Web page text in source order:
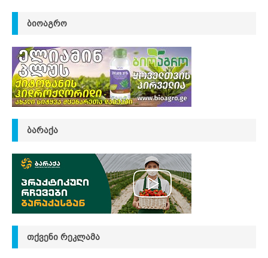
ᲑᲘᲝᲐᲒᲠᲝ
ᲑᲐᲠᲐᲥᲐ
ᲗᲥᲕᲔᲜᲘ ᲠᲔᲙᲚᲐᲛᲐ